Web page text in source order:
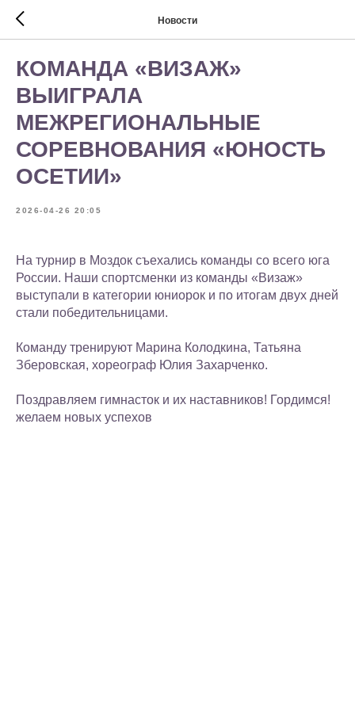
Новости
КОМАНДА «ВИЗАЖ»
ВЫИГРАЛА
МЕЖРЕГИОНАЛЬНЫЕ
СОРЕВНОВАНИЯ «ЮНОСТЬ
ОСЕТИИ»
2026-04-26 20:05
На турнир в Моздок съехались команды со всего юга
России. Наши спортсменки из команды «Визаж»
выступали в категории юниорок и по итогам двух дней
стали победительницами.
Команду тренируют Марина Колодкина, Татьяна
Зберовская, хореограф Юлия Захарченко.
Поздравляем гимнасток и их наставников! Гордимся!
желаем новых успехов